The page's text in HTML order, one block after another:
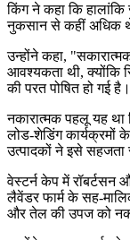
किंग ने कहा कि
नुकसान से कहीं अधिक
उन्होंने कहा,
आवश्यकता थी, क्योंकि
की परत पोषित हो गई
नकारात्मक पहलू यह था
लोड-शेडिंग
उत्पादकों ने इसे सहजता
वेस्टर्न केप में
लैवेंडर फार्म के सह-
और तेल की उपज को